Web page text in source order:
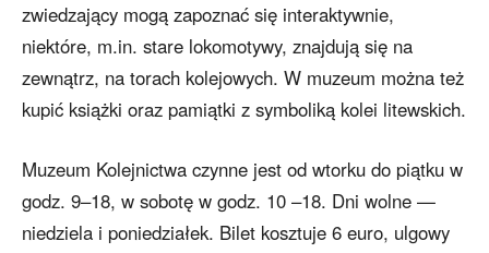
zwiedzający mogą zapoznać się interaktywnie,
niektóre, m.in. stare lokomotywy, znajdują się na
zewnątrz, na torach kolejowych. W muzeum można też
kupić książki oraz pamiątki z symboliką kolei litewskich.
Muzeum Kolejnictwa czynne jest od wtorku do piątku w
godz. 9–18, w sobotę w godz. 10 –18. Dni wolne —
niedziela i poniedziałek. Bilet kosztuje 6 euro, ulgowy